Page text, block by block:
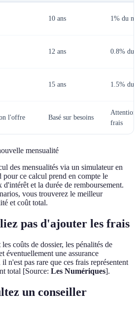
10 ans 1% du
12 ans 0.8% du
15 ans 1.5% du
l'offre Basé sur besoins
Attention
frais
mensualité
des mensualités via un simulateur en
ce calcul prend en compte le
et la durée de remboursement.
vous trouverez le meilleur
et coût total.
pas d'ajouter les frais
coûts de dossier, les pénalités de
éventuellement une assurance
n'est pas rare que ces frais représentent
total [Source: Les Numériques].
un conseiller